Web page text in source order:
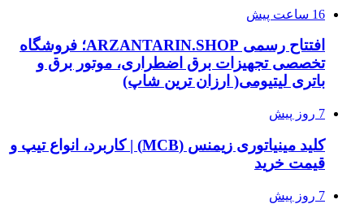
16 ساعت پیش
افتتاح رسمی ARZANTARIN.SHOP؛ فروشگاه
تخصصی تجهیزات برق اضطراری، موتور برق و
باتری لیتیومی( ارزان ترین شاپ)
7 روز پیش
کلید مینیاتوری زیمنس (MCB) | کاربرد، انواع تیپ و
قیمت خرید
7 روز پیش